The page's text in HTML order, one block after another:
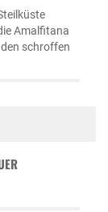
Amalfitana
schroffen